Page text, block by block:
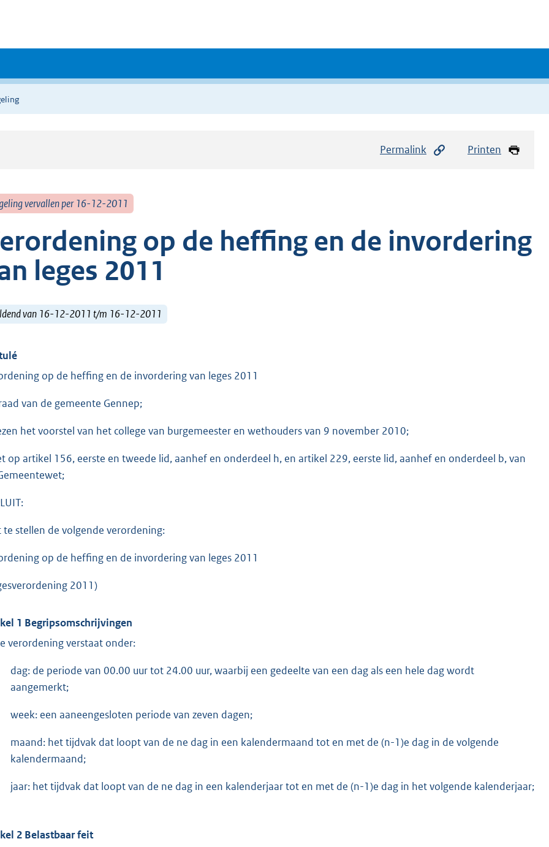
Permalink Printen
vervallen per 16-12-2011
op de heffing en de invordering
leges 2011
van 16-12-2011 t/m 16-12-2011
op de heffing en de invordering van leges 2011
van de gemeente Gennep;
het voorstel van het college van burgemeester en wethouders van 9 november 2010;
op artikel 156, eerste en tweede lid, aanhef en onderdeel h, en artikel 229, eerste lid, aanhef en onderdeel b, van
te stellen de volgende verordening:
op de heffing en de invordering van leges 2011
2011)
1 Begripsomschrijvingen
verordening verstaat onder:
dag: de periode van 00.00 uur tot 24.00 uur, waarbij een gedeelte van een dag als een hele dag wordt
aangemerkt;
week: een aaneengesloten periode van zeven dagen;
maand: het tijdvak dat loopt van de ne dag in een kalendermaand tot en met de (n-1)e dag in de volgende
kalendermaand;
jaar: het tijdvak dat loopt van de ne dag in een kalenderjaar tot en met de (n-1)e dag in het volgende kalenderjaar;
2 Belastbaar feit